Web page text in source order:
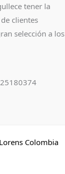
tener la
clientes
selección a los
Colombia